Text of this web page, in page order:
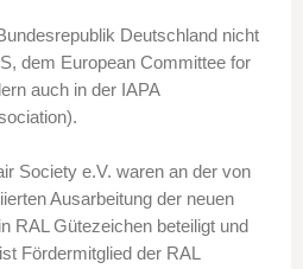
Deutschland nicht
dem European Committee for
auch in der IAPA
Society e.V. waren an der von
Ausarbeitung der neuen
RAL Gütezeichen beteiligt und
Fördermitglied der RAL